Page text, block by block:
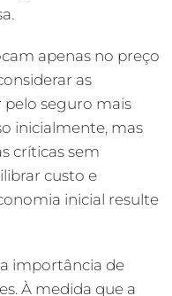
apenas no preço
as
pelo seguro mais
inicialmente, mas
críticas sem
custo e
inicial resulte
importância de
À medida que a